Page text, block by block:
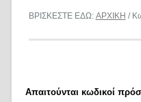
ΒΡΙΣΚΕΣΤΕ ΕΔΩ: ΑΡΧΙΚΗ /
Απαιτούνται κωδικοί